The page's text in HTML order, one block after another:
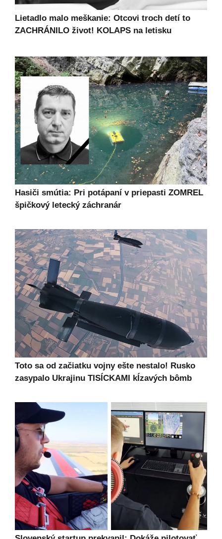
Lietadlo malo meškanie: Otcovi troch detí to
ZACHRÁNILO život! KOLAPS na letisku
Hasiči smútia: Pri potápaní v priepasti ZOMREL
špičkový letecký záchranár
Toto sa od začiatku vojny ešte nestalo! Rusko
zasypalo Ukrajinu TISÍCKAMI kĺzavých bômb